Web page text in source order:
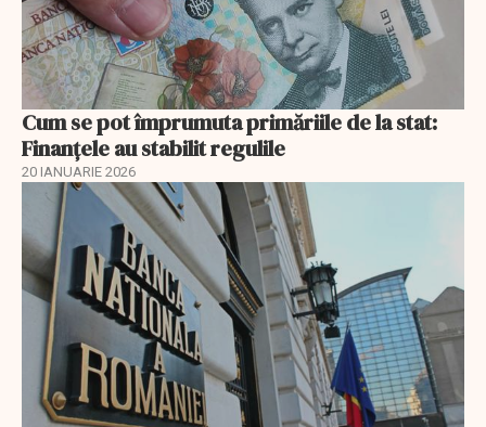
Cum se pot împrumuta primăriile de la stat:
Finanțele au stabilit regulile
20 IANUARIE 2026